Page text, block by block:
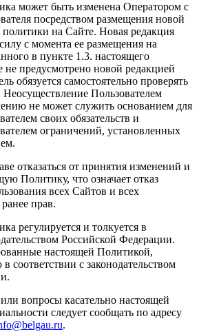
может быть изменена Оператором с
посредством размещения новой
на Сайте. Новая редакция
с момента ее размещения на
в пункте 1.3. настоящего
предусмотрено новой редакцией
обязуется самостоятельно проверять
Пользователем
не может служить основанием для
своих обязательств и
ограничений, установленных
отказаться от принятия изменений и
Политику, что означает отказ
всех Сайтов и всех
прав.
регулируется и толкуется в
Российской Федерации.
настоящей Политикой,
соответствии с законодательством
вопросы касательно настоящей
следует сообщать по адресу
.